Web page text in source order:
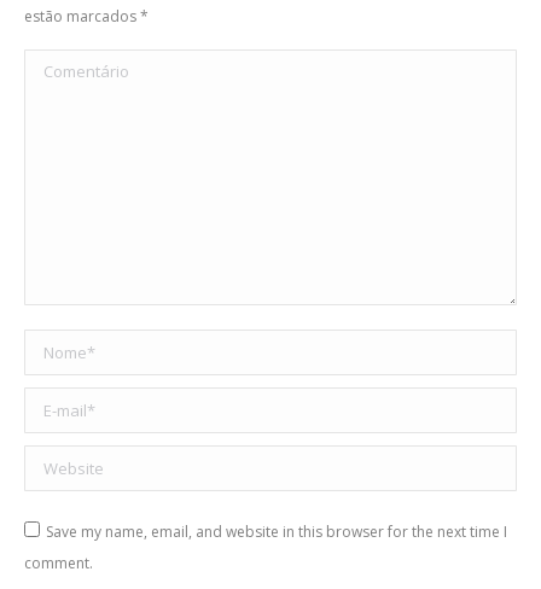
estão marcados*
Comentário
Nome *
E-mail *
Website
Save my name, email, and website in this browser for the next time I
comment.